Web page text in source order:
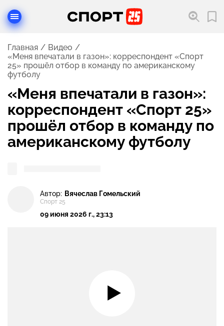
Главная
Видео
«Меня впечатали в газон»: корреспондент «Спорт
25» прошёл отбор в команду по американскому
футболу
«Меня впечатали в газон»:
корреспондент «Спорт 25»
прошёл отбор в команду по
американскому футболу
Автор: Вячеслав Гомельский
Спорт 25
09 июня 2026 г., 23:13